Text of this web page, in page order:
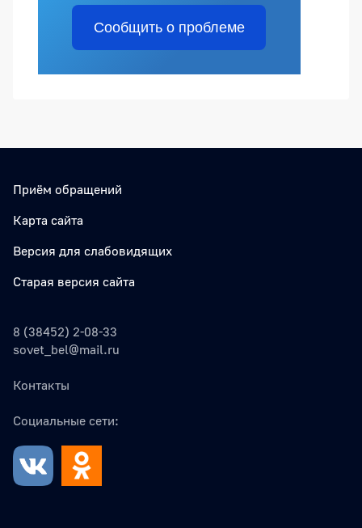
Сообщить о проблеме
Приём обращений
Карта сайта
Версия для слабовидящих
Старая версия сайта
8 (38452) 2-08-33
sovet_bel@mail.ru
Контакты
Социальные сети: